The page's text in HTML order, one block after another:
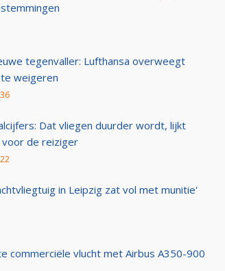
tegenvaller: Lufthansa overweegt
weigeren
Dat vliegen duurder wordt, lijkt
de reiziger
in Leipzig zat vol met munitie'
commerciële vlucht met Airbus A350-900